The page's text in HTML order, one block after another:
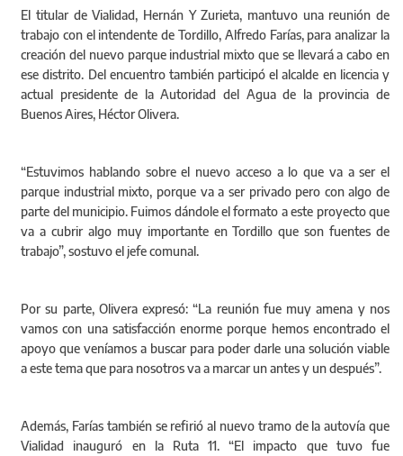
El titular de Vialidad, Hernán Y Zurieta, mantuvo una reunión de
trabajo con el intendente de Tordillo, Alfredo Farías, para analizar la
creación del nuevo parque industrial mixto que se llevará a cabo en
ese distrito. Del encuentro también participó el alcalde en licencia y
actual presidente de la Autoridad del Agua de la provincia de
Buenos Aires, Héctor Olivera.
“Estuvimos hablando sobre el nuevo acceso a lo que va a ser el
parque industrial mixto, porque va a ser privado pero con algo de
parte del municipio. Fuimos dándole el formato a este proyecto que
va a cubrir algo muy importante en Tordillo que son fuentes de
trabajo”, sostuvo el jefe comunal.
Por su parte, Olivera expresó: “La reunión fue muy amena y nos
vamos con una satisfacción enorme porque hemos encontrado el
apoyo que veníamos a buscar para poder darle una solución viable
a este tema que para nosotros va a marcar un antes y un después”.
Además, Farías también se refirió al nuevo tramo de la autovía que
Vialidad inauguró en la Ruta 11. “El impacto que tuvo fue